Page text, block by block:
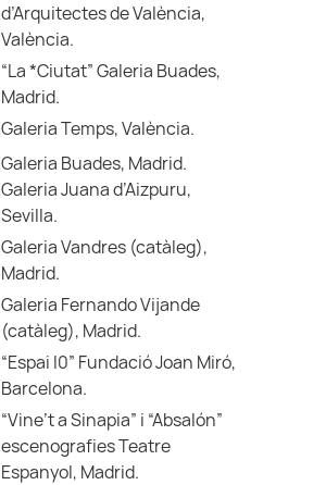
d’Arquitectes de València,
València.
“La *Ciutat” Galeria Buades,
Madrid.
Galeria Temps, València.
Galeria Buades, Madrid.
Galeria Juana d’Aizpuru,
Sevilla.
Galeria Vandres (catàleg),
Madrid.
Galeria Fernando Vijande
(catàleg), Madrid.
“Espai l0” Fundació Joan Miró,
Barcelona.
“Vine’t a Sinapia” i “Absalón”
escenografies Teatre
Espanyol, Madrid.